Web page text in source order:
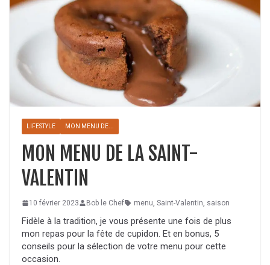
LIFESTYLE MON MENU DE...
MON MENU DE LA SAINT-
VALENTIN
10 février 2023 Bob le Chef menu, Saint-Valentin, saison
Fidèle à la tradition, je vous présente une fois de plus
mon repas pour la fête de cupidon. Et en bonus, 5
conseils pour la sélection de votre menu pour cette
occasion.